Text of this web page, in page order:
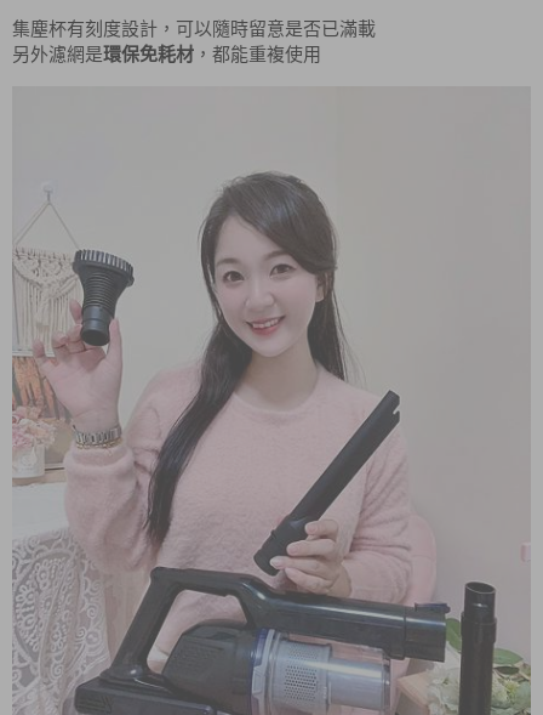
集塵杯有刻度設計，可以隨時留意是否已滿載
另外濾網是環保免耗材 ，都能重複使用